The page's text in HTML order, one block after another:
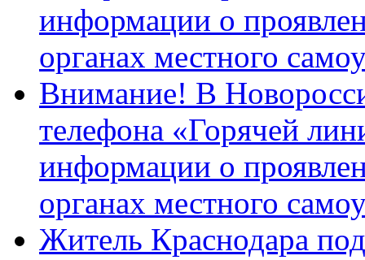
информации о
органах местного
Внимание! В
телефона «Горячей
информации о
органах местного
Житель Краснодара